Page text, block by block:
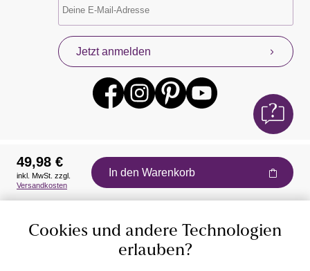
Jetzt anmelden
Auszeichnungen
49,98 €
inkl. MwSt. zzgl.
Versandkosten
In den Warenkorb
Cookies und andere Technologien
erlauben?